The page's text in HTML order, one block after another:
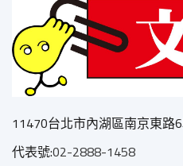
11470台北市內湖區南京東路
代表號:02-2888-1458